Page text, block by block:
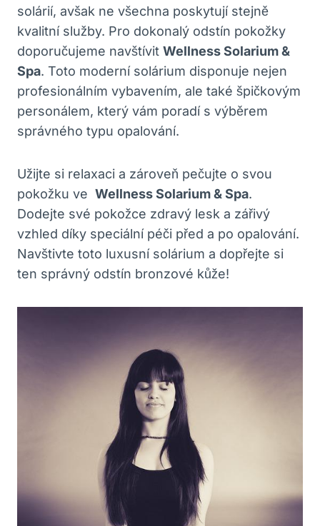
solárií, avšak ne všechna poskytují stejně
kvalitní⁣ služby. Pro dokonalý odstín pokožky
doporučujeme navštívit​ Wellness Solarium &
⁣Spa.​ Toto moderní ‍solárium ​disponuje nejen
profesionálním vybavením, ale také špičkovým
personálem,⁢ který vám poradí s ⁤výběrem
správného typu opalování.
Užijte ‌si relaxaci a zároveň pečujte o svou⁤
pokožku ​ve ⁣ Wellness Solarium & Spa.​
Dodejte⁢ své ⁤pokožce zdravý lesk a​ zářivý
⁢vzhled díky speciální péči před‍ a po⁣ opalování.
Navštivte toto‌ luxusní ⁢solárium‌ a dopřejte si ​
ten správný odstín bronzové kůže!